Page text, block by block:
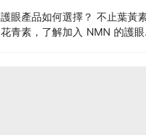
護眼產品如何選擇？ 不止葉黃
花青素，了解加入 NMN 的護眼